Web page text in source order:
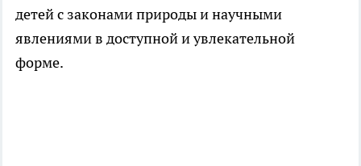
детей с законами природы и научными
явлениями в доступной и увлекательной
форме.